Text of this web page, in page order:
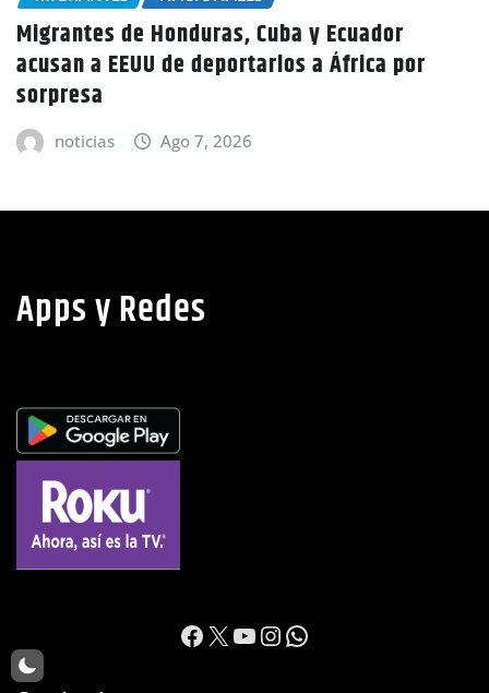
Condiciones secas y lluvias aisladas
persistirán este viernes en todo el país
anuncia Copeco
noticias Ago 7, 2026
Apps y Redes
https://
X YouTube
Instagram
WhatsApp